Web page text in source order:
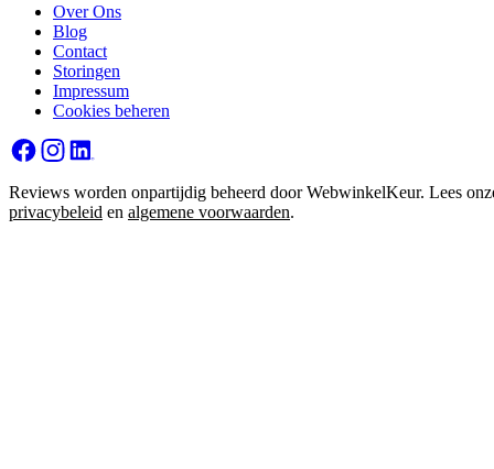
Over Ons
Blog
Contact
Storingen
Impressum
Cookies beheren
Reviews worden onpartijdig beheerd door WebwinkelKeur. Lees
privacybeleid en algemene voorwaarden.